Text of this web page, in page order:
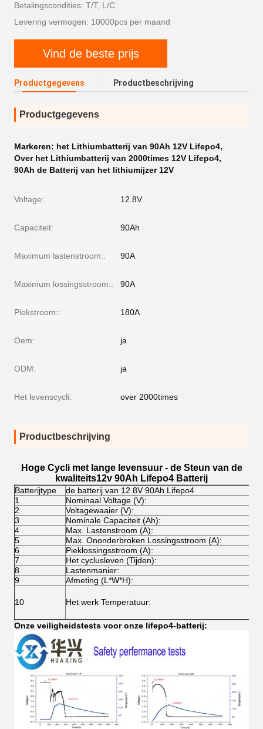
Betalingscondities: T/T, L/C
Levering vermogen: 10000pcs per maand
Vind de beste prijs
Productgegevens Productbeschrijving
Productgegevens
Markeren: het Lithiumbatterij van 90Ah 12V Lifepo4,
Over het Lithiumbatterij van 2000times 12V Lifepo4,
90Ah de Batterij van het lithiumijzer 12V
Voltage: 12.8V
Capaciteit: 90Ah
Maximum lastenstroom:: 90A
Maximum lossingsstroom:: 90A
Piekstroom:: 180A
Oem: ja
ODM: ja
Het levenscycli: over 2000times
Productbeschrijving
Hoge Cycli met lange levensuur - de Steun van de
kwaliteits12v 90Ah Lifepo4 Batterij
Batterijtype
de batterij van 12.8V 90Ah Lifepo4
1
Nominaal Voltage (V):
2
Voltagewaaier (V):
3
Nominale Capaciteit (Ah):
4
Max. Lastenstroom (A):
5
Max. Ononderbroken Lossingsstroom (A):
6
Pieklossingsstroom (A):
7
Het cyclusleven (Tijden):
8
Lastenmanier:
9
Afmeting (L*W*H):
10 Het werk Temperatuur:
Onze veiligheidstests voor onze lifepo4-batterij: